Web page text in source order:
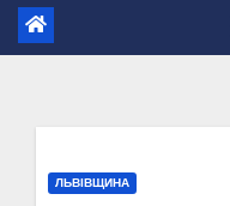
ЛЬВІВЩИНА